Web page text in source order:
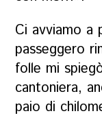
Ci avviamo a
passeggero
folle mi
cantoniera,
paio di